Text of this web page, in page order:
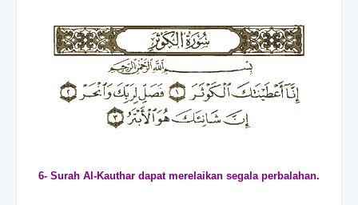
6- Surah Al-Kauthar dapat merelaikan segala perbalahan.